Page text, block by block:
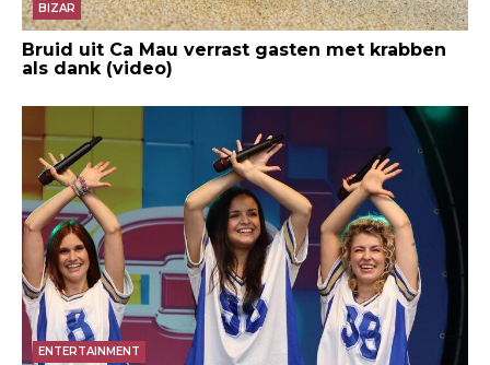
BIZAR
Bruid uit Ca Mau verrast gasten met krabben
als dank (video)
ENTERTAINMENT